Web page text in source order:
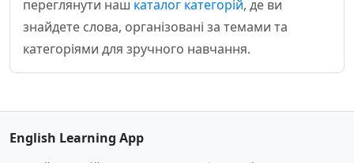
переглянути наш каталог категорій, де ви
знайдете слова, організовані за темами та
категоріями для зручного навчання.
English Learning App